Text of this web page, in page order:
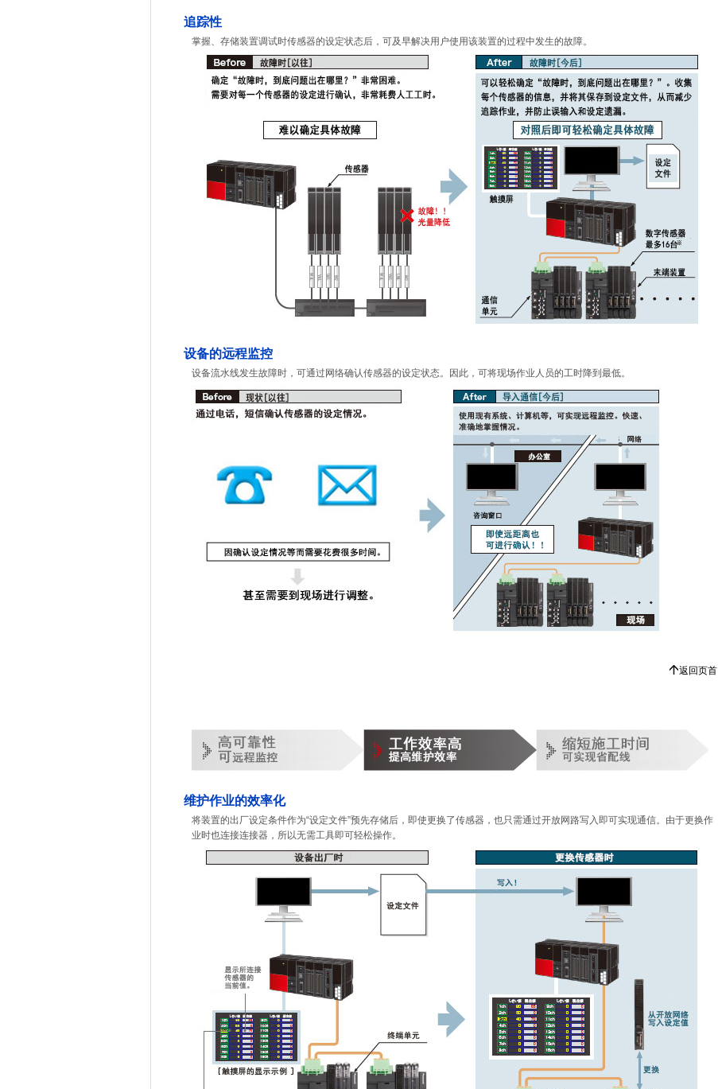
追踪性
掌握、存储装置调试时传感器的设定状态后，可及早解决用户使用该装置的过程中发生的故障。
设备的远程监控
设备流水线发生故障时，可通过网络确认传感器的设定状态。因此，可将现场作业人员的工时降到最低。
返回页首
维护作业的效率化
将装置的出厂设定条件作为“设定文件”预先存储后，即使更换了传感器，也只需通过开放网路写入即可实现通信。由于更换作
业时也连接连接器，所以无需工具即可轻松操作。